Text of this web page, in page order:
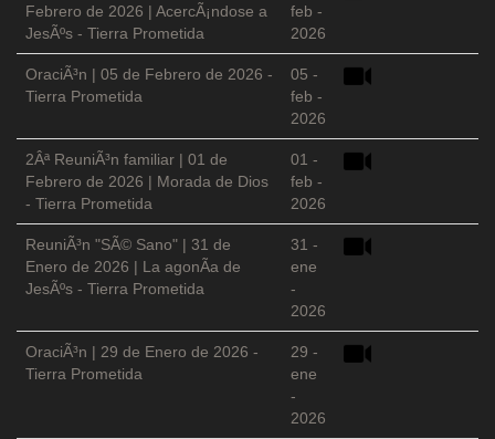
Febrero de 2026 | AcercÃ¡ndose a
JesÃºs - Tierra Prometida
feb -
2026
OraciÃ³n | 05 de Febrero de 2026 -
Tierra Prometida
05 -
feb -
2026
2Âª ReuniÃ³n familiar | 01 de
Febrero de 2026 | Morada de Dios
- Tierra Prometida
01 -
feb -
2026
ReuniÃ³n "SÃ© Sano" | 31 de
Enero de 2026 | La agonÃ­a de
JesÃºs - Tierra Prometida
31 -
ene
-
2026
OraciÃ³n | 29 de Enero de 2026 -
Tierra Prometida
29 -
ene
-
2026